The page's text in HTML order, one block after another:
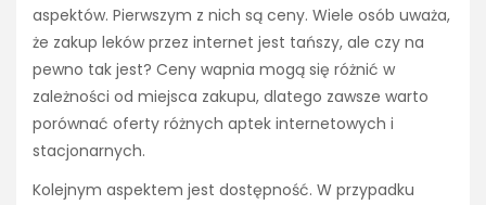
aspektów. Pierwszym z nich są ceny. Wiele osób uważa,
że zakup leków przez internet jest tańszy, ale czy na
pewno tak jest? Ceny wapnia mogą się różnić w
zależności od miejsca zakupu, dlatego zawsze warto
porównać oferty różnych aptek internetowych i
stacjonarnych.
Kolejnym aspektem jest dostępność. W przypadku